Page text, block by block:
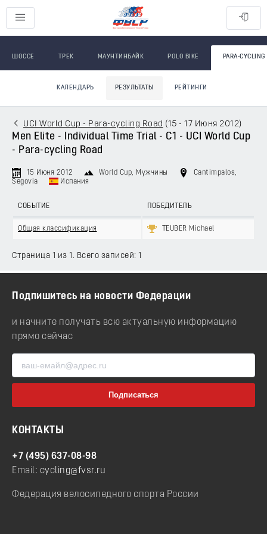
ШОССЕ ТРЕК МАУНТИНБАЙК POLO BIKE PARA-CYCLING
КАЛЕНДАРЬ РЕЗУЛЬТАТЫ РЕЙТИНГИ
UCI World Cup - Para-cycling Road (15 - 17 Июня 2012)
Men Elite - Individual Time Trial - C1 - UCI World Cup
- Para-cycling Road
15 Июня 2012 World Cup, Мужчины
Cantimpalos,
Segovia
Испания
СОБЫТИЕ ПОБЕДИТЕЛЬ
Общая классификация TEUBER Michael
Страница 1 из 1. Всего записей: 1
Подпишитесь на новости Федерации
и начните получать всю актуальную информацию
прямо сейчас
КОНТАКТЫ
+7 (495) 637-08-98
Email: cycling@fvsr.ru
Федерация велосипедного спорта России